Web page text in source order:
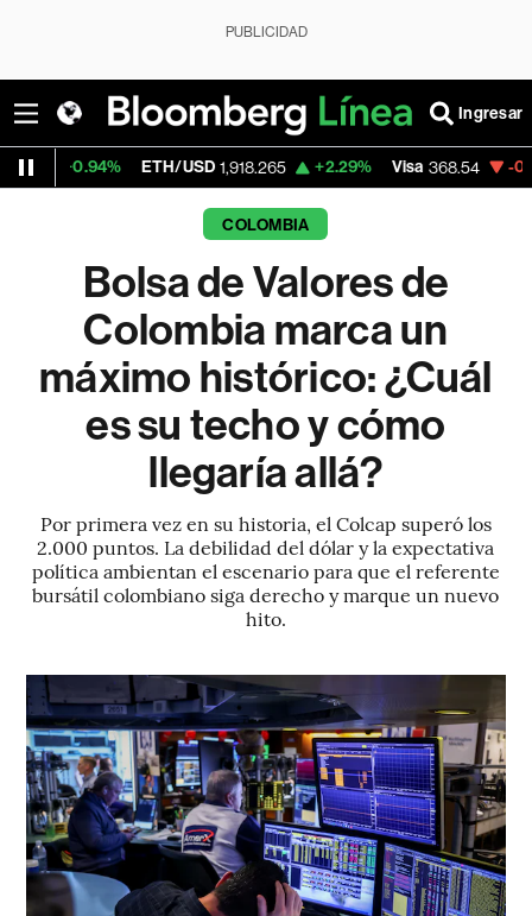
PUBLICIDAD
Ingresar
ETH/USD 1,918.265 +2.29% Visa 368.54 -0.28%
COLOMBIA
Bolsa de Valores de
Colombia marca un
máximo histórico: ¿Cuál
es su techo y cómo
llegaría allá?
Por primera vez en su historia, el Colcap superó los
2.000 puntos. La debilidad del dólar y la expectativa
política ambientan el escenario para que el referente
bursátil colombiano siga derecho y marque un nuevo
hito.